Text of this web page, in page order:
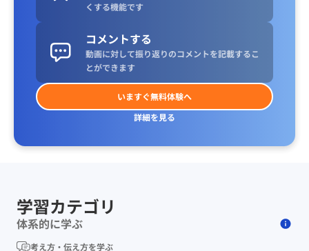
くする機能です
コメントする
動画に対して振り返りのコメントを記載するこ
とができます
いますぐ無料体験へ
詳細を見る
学習カテゴリ
体系的に学ぶ
考え方・伝え方を学ぶ